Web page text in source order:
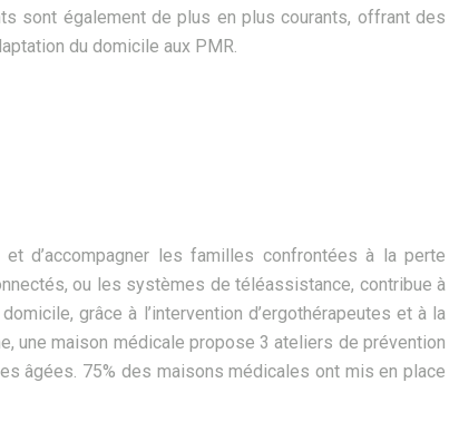
sont également de plus en plus courants, offrant des
du domicile aux PMR.
d’accompagner les familles confrontées à la perte
ou les systèmes de téléassistance, contribue à
grâce à l’intervention d’ergothérapeutes et à la
une maison médicale propose 3 ateliers de prévention
âgées. 75% des maisons médicales ont mis en place